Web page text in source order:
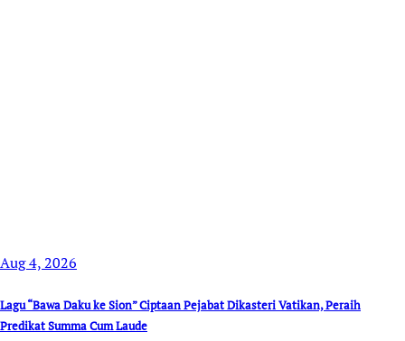
Aug 4, 2026
Lagu “Bawa Daku ke Sion” Ciptaan Pejabat Dikasteri Vatikan, Peraih
Predikat Summa Cum Laude